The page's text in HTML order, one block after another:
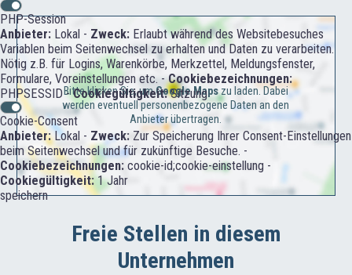
PHP-Session
Anbieter: Lokal - Zweck: Erlaubt während des Websitebesuches
Variablen beim Seitenwechsel zu erhalten und Daten zu verarbeiten.
Nötig z.B. für Logins, Warenkörbe, Merkzettel, Meldungsfenster,
Formulare, Voreinstellungen etc. -Cookiebezeichnungen:
PHPSESSID -Cookiegültigkeit:Sitzung
Cookie-Consent
Anbieter:Lokal - Zweck: Zur Speicherung Ihrer Consent-Einstellungen
beim Seitenwechsel und für zukünftige Besuche. -
Cookiebezeichnungen: cookie-id;cookie-einstellung -
Cookiegültigkeit:1 Jahr
speichern
Bitte klicken Sie, umGoogle Mapszu laden. Dabei
werden eventuell personenbezogene Daten an den
Anbieter übertragen.
Freie Stellen in diesem
Unternehmen